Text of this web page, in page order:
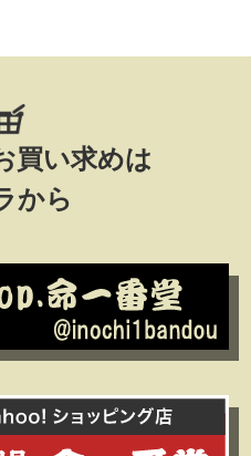
買い求めは
から